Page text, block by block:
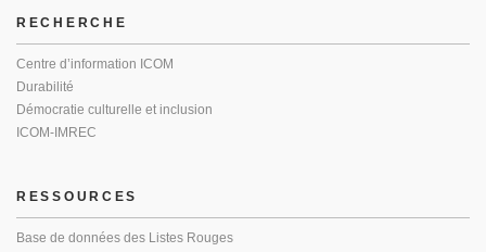
RECHERCHE
Centre d’information ICOM
Durabilité
Démocratie culturelle et inclusion
ICOM-IMREC
RESSOURCES
Base de données des Listes Rouges